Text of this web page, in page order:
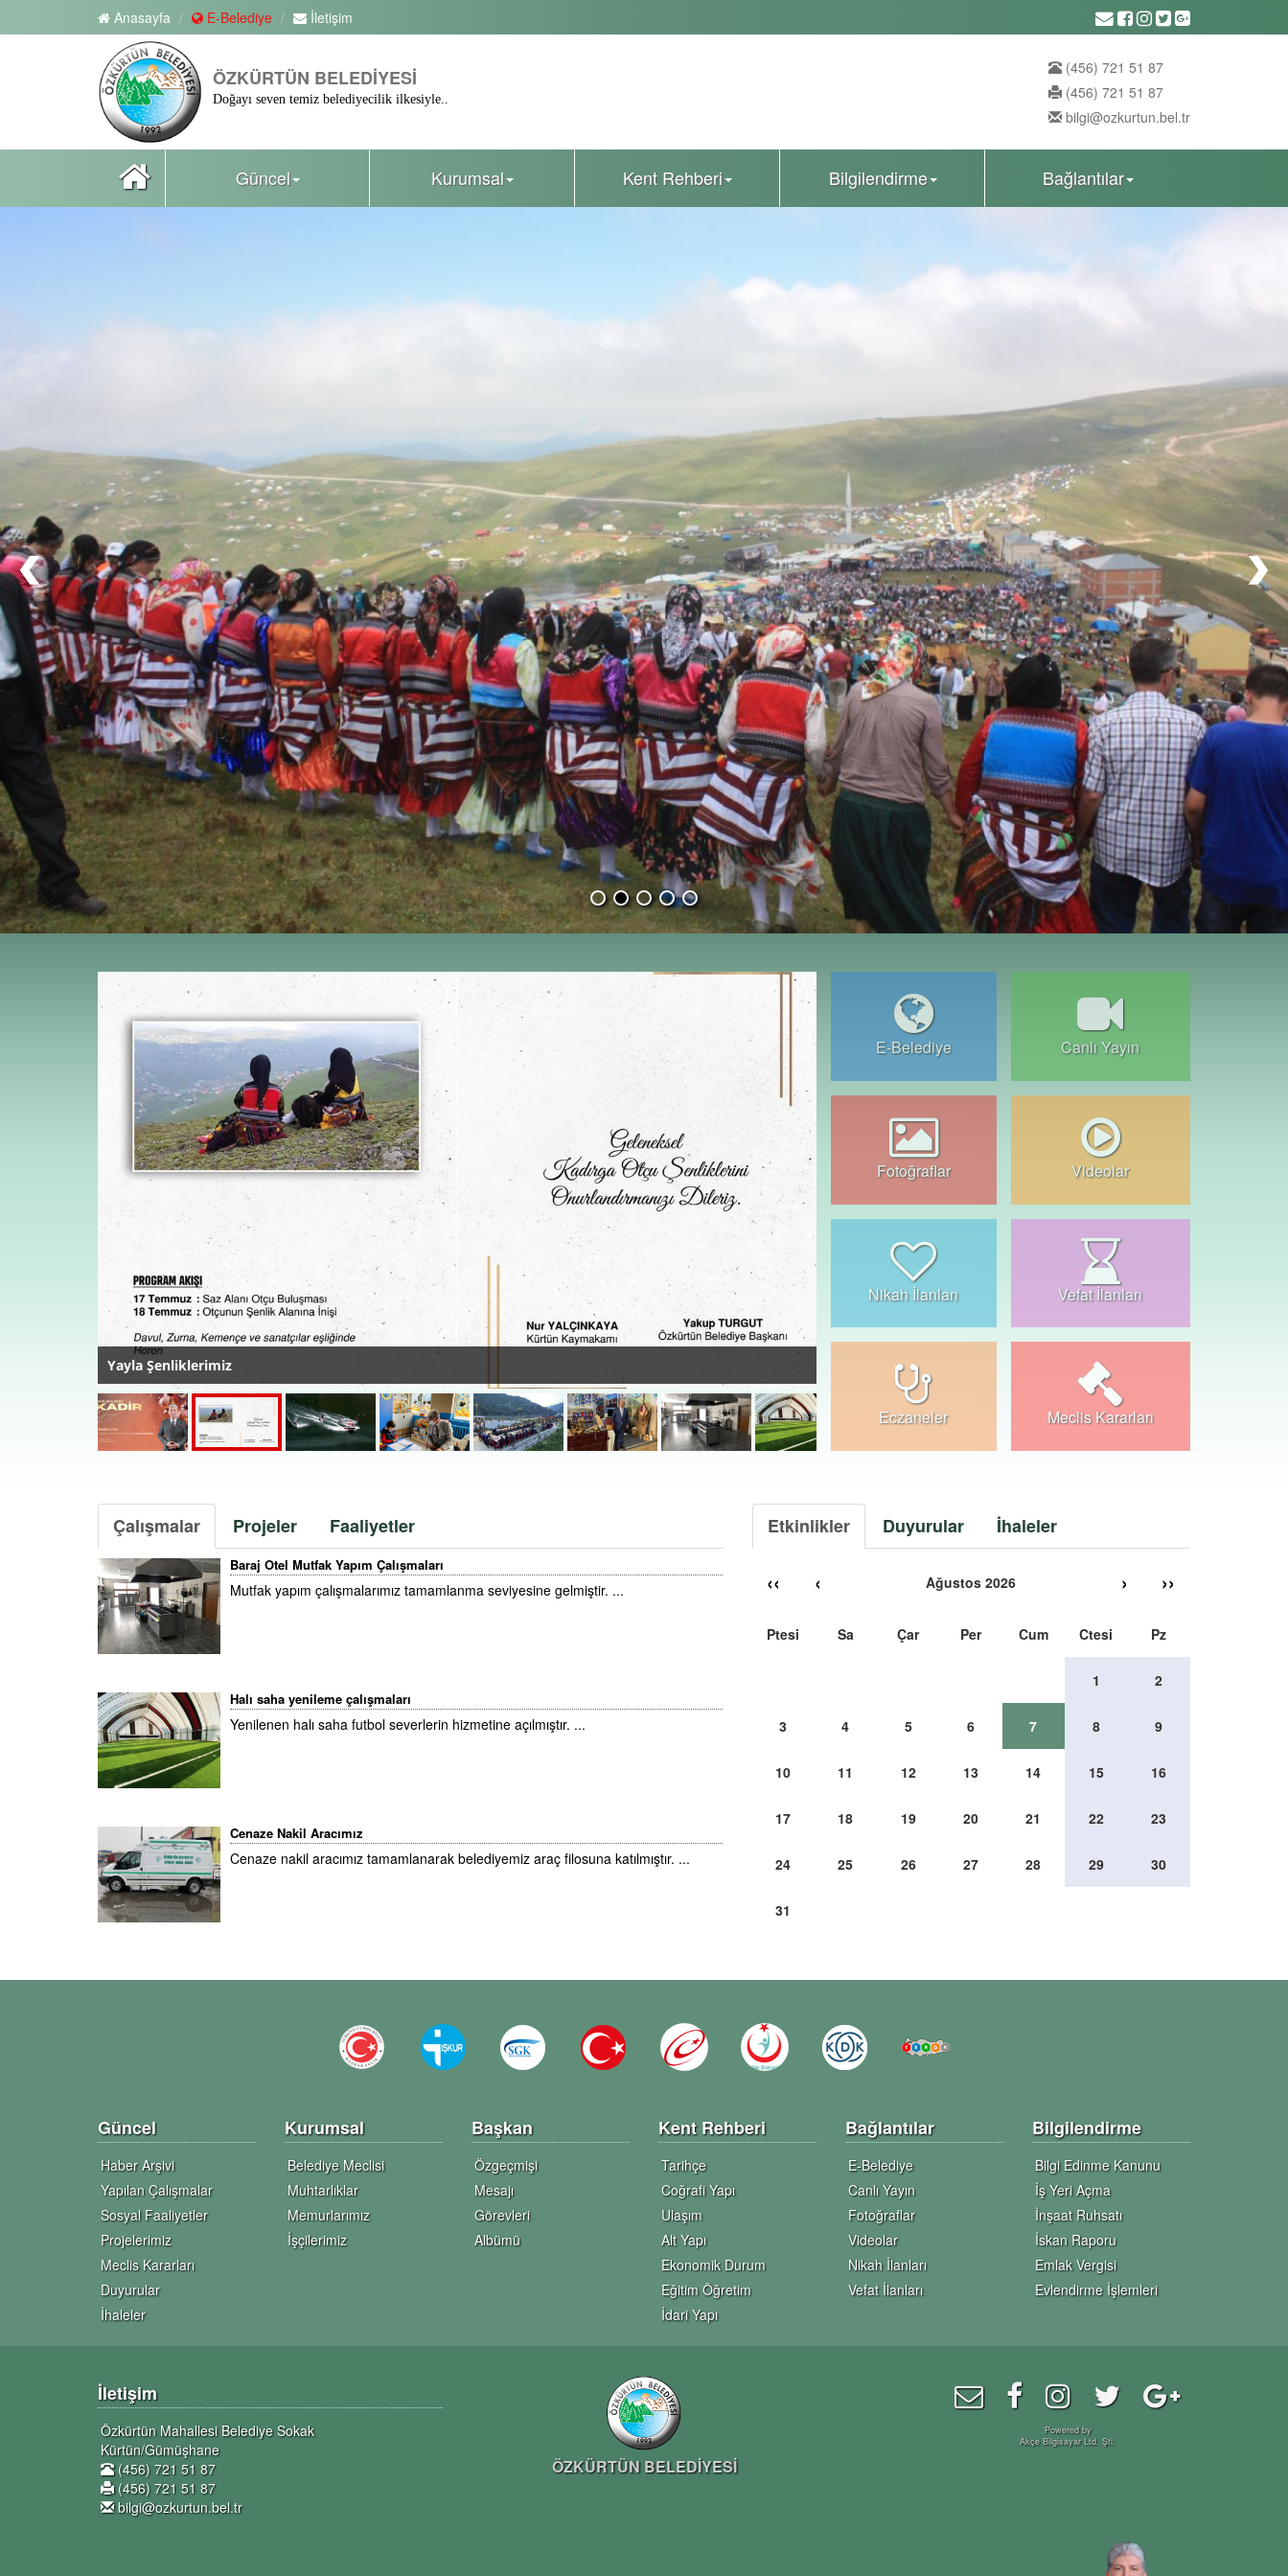
Anasayfa E-Belediye İletişim
ÖZKÜRTÜN BELEDİYESİ
Doğayı seven temiz belediyecilik ilkesiyle..
(456) 721 51 87
(456) 721 51 87
bilgi@ozkurtun.bel.tr
Güncel Kurumsal Kent Rehberi Bilgilendirme Bağlantılar
Yayla Şenliklerimiz
E-Belediye Canlı Yayın
Fotoğraflar Videolar
Nikah İlanları Vefat İlanları
Eczaneler Meclis Kararları
Çalışmalar Projeler Faaliyetler
Baraj Otel Mutfak Yapım Çalışmaları
Mutfak yapım çalışmalarımız tamamlanma seviyesine gelmiştir. ...
Halı saha yenileme çalışmaları
Yenilenen halı saha futbol severlerin hizmetine açılmıştır. ...
Cenaze Nakil Aracımız
Cenaze nakil aracımız tamamlanarak belediyemiz araç filosuna katılmıştır. ...
Etkinlikler Duyurular İhaleler
‹‹ ‹ Ağustos 2026 › ››
Ptesi Sa Çar Per Cum Ctesi Pz
1 2
3 4 5 6 7 8 9
10 11 12 13 14 15 16
17 18 19 20 21 22 23
24 25 26 27 28 29 30
31
Güncel
Haber Arşivi
Yapılan Çalışmalar
Sosyal Faaliyetler
Projelerimiz
Meclis Kararları
Duyurular
İhaleler
Kurumsal
Belediye Meclisi
Muhtarlıklar
Memurlarımız
İşçilerimiz
Başkan
Özgeçmişi
Mesajı
Görevleri
Albümü
Kent Rehberi
Tarihçe
Coğrafi Yapı
Ulaşım
Alt Yapı
Ekonomik Durum
Eğitim Öğretim
İdari Yapı
Bağlantılar
E-Belediye
Canlı Yayın
Fotoğraflar
Videolar
Nikah İlanları
Vefat İlanları
Bilgilendirme
Bilgi Edinme Kanunu
İş Yeri Açma
İnşaat Ruhsatı
İskan Raporu
Emlak Vergisi
Evlendirme İşlemleri
İletişim
Özkürtün Mahallesi Belediye Sokak
Kürtün/Gümüşhane
(456) 721 51 87
(456) 721 51 87
bilgi@ozkurtun.bel.tr
ÖZKÜRTÜN BELEDİYESİ
Powered by
Akçe Bilgisayar Ltd. Şti.